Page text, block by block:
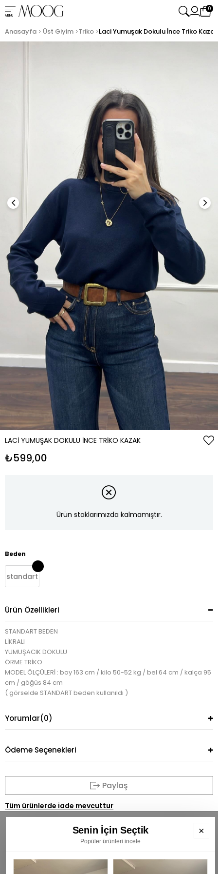
MENU
0
Anasayfa Üst Giyim Triko Laci Yumuşak Dokulu İnce Triko Kazak
LACI YUMUŞAK DOKULU İNCE TRIKO KAZAK
₺599,00
Ürün stoklarımızda kalmamıştır.
Beden
standart
Ürün Özellikleri
STANDART BEDEN
LİKRALI
YUMUŞACIK DOKULU
ÖRME TRİKO
MODEL ÖLÇÜLERİ : boy 163 cm / kilo 50-52 kg / bel 64 cm / kalça 95
cm / göğüs 84 cm
( görselde STANDART beden kullanıldı )
Yorumlar(0)
Ödeme Seçenekleri
Paylaş
Tüm ürünlerde iade mevcuttur
BÜLTENİMİZE ÜYE OLUN
Senin İçin Seçtik
Popüler ürünleri incele
×